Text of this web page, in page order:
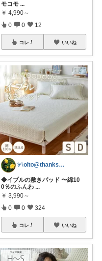
モコモ ...
￥ 4,990～
0 0 12
コレ いいね
𓍯oito@thanks ꕮ…
◆イブルの敷きパッド 〜綿10
0％のふんわ ...
￥ 3,990～
0 0 324
コレ いいね